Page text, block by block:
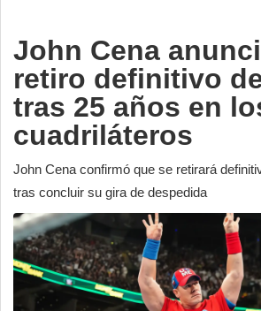
John Cena
retiro definitivo
tras 25 años en
cuadriláteros
John Cena confirmó que se retirará
tras concluir su gira de despedida